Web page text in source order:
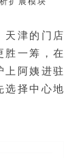
天津的门店
胜一筹，在
上阿姨进驻
选择中心地